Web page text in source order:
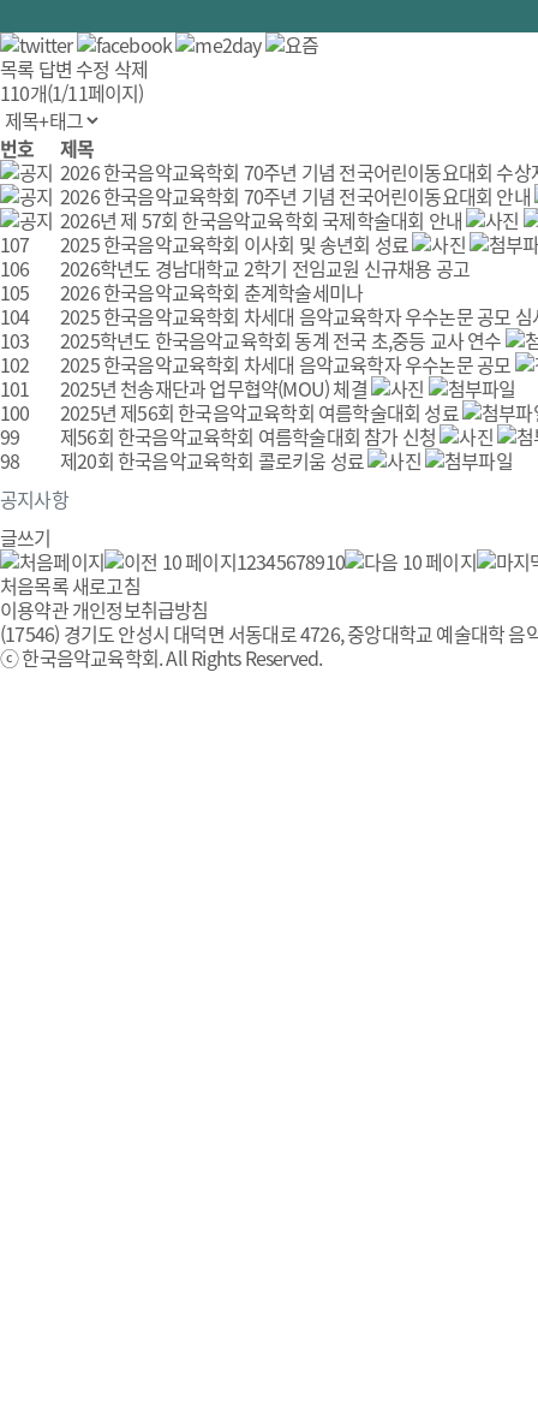
목록 답변 수정 삭제
110개(1/11페이지)
공지사항
번호
제목
2026 한국음악교육학회 70주년 기념 전국어린이동요대회 수상
2026 한국음악교육학회 70주년 기념 전국어린이동요대회 안내
2026년 제 57회 한국음악교육학회 국제학술대회 안내
107
2025 한국음악교육학회 이사회 및 송년회 성료
106
2026학년도 경남대학교 2학기 전임교원 신규채용 공고
105
2026 한국음악교육학회 춘계학술세미나
104
2025 한국음악교육학회 차세대 음악교육학자 우수논문 공모 심
103
2025학년도 한국음악교육학회 동계 전국 초,중등 교사 연수
102
2025 한국음악교육학회 차세대 음악교육학자 우수논문 공모
101
2025년 천송재단과 업무협약(MOU) 체결
100
2025년 제56회 한국음악교육학회 여름학술대회 성료
99
제56회 한국음악교육학회 여름학술대회 참가 신청
98
제20회 한국음악교육학회 콜로키움 성료
글쓰기
12345678910
처음목록새로고침
이용약관개인정보취급방침
(17546) 경기도 안성시 대덕면 서동대로 4726, 중앙대학교 예술대학 음
ⓒ 한국음악교육학회. All Rights Reserved.